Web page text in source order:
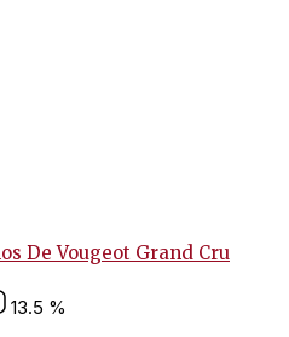
De Vougeot Grand Cru
13.5 %